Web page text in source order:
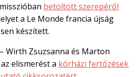
betöltött szerepéről
a Le Monde francia újság
készített.
Wirth Zsuzsanna és Marton
elismerést a kórházi fertőzések